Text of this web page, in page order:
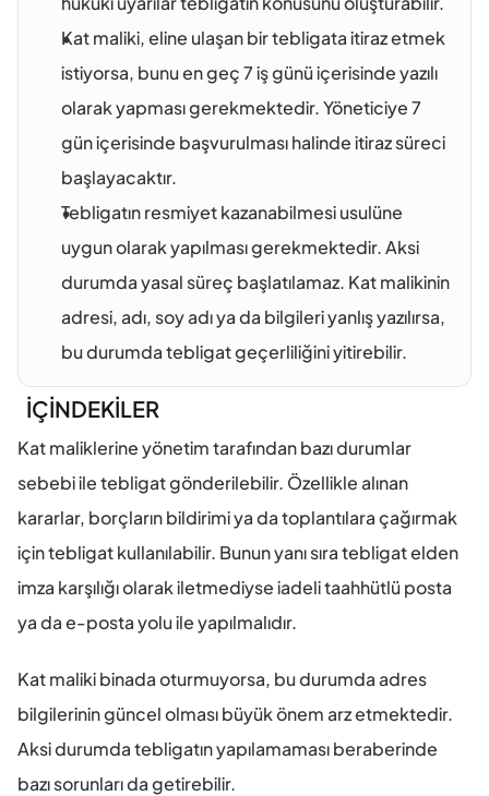
Kat maliki, eline ulaşan bir tebligata itiraz etmek
istiyorsa, bunu en geç 7 iş günü içerisinde yazılı
olarak yapması gerekmektedir. Yöneticiye 7
gün içerisinde başvurulması halinde itiraz süreci
başlayacaktır.
Tebligatın resmiyet kazanabilmesi usulüne
uygun olarak yapılması gerekmektedir. Aksi
durumda yasal süreç başlatılamaz. Kat malikinin
adresi, adı, soy adı ya da bilgileri yanlış yazılırsa,
bu durumda tebligat geçerliliğini yitirebilir.
Kat maliklerine yönetim tarafından bazı durumlar
sebebi ile tebligat gönderilebilir. Özellikle alınan
kararlar, borçların bildirimi ya da toplantılara çağırmak
için tebligat kullanılabilir. Bunun yanı sıra tebligat elden
imza karşılığı olarak iletmediyse iadeli taahhütlü posta
ya da e-posta yolu ile yapılmalıdır.
Kat maliki binada oturmuyorsa, bu durumda adres
bilgilerinin güncel olması büyük önem arz etmektedir.
Aksi durumda tebligatın yapılamaması beraberinde
bazı sorunları da getirebilir.
İÇİNDEKİLER